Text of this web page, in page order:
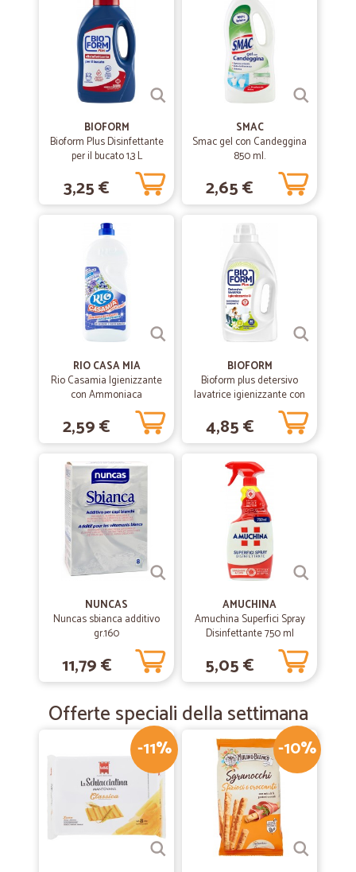
BIOFORM
Bioform Plus Disinfettante
per il bucato 1,3 L
3,25 €
SMAC
Smac gel con Candeggina
850 ml.
2,65 €
RIO CASA MIA
Rio Casamia Igienizzante
con Ammoniaca
Detergente profumo
Lavanda 1250 ml.
2,59 €
BIOFORM
Bioform plus detersivo
lavatrice igienizzante con
olio di bergamotto lt.1,625
4,85 €
NUNCAS
Nuncas sbianca additivo
gr.160
11,79 €
AMUCHINA
Amuchina Superfici Spray
Disinfettante 750 ml
5,05 €
Offerte speciali della settimana
-11% -10%